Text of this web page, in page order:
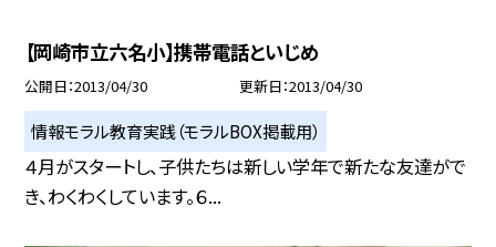
【岡崎市立六名小】携帯電話といじめ
公開日 2013/04/30 更新日 2013/04/30
情報モラル教育実践（モラルBOX掲載用）
４月がスタートし、子供たちは新しい学年で新たな友達がで
き、わくわくしています。６...